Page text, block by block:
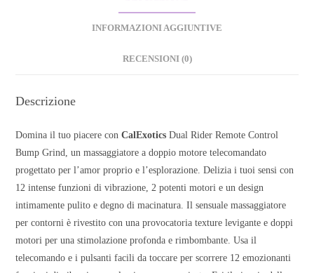
INFORMAZIONI AGGIUNTIVE
RECENSIONI (0)
Descrizione
Domina il tuo piacere conCalExotics Dual Rider Remote Control
Bump Grind, un massaggiatore a doppio motore telecomandato
progettato per l’amor proprio e l’esplorazione. Delizia i tuoi sensi con
12 intense funzioni di vibrazione, 2 potenti motori e un design
intimamente pulito e degno di macinatura. Il sensuale massaggiatore
per contorni è rivestito con una provocatoria texture levigante e doppi
motori per una stimolazione profonda e rimbombante. Usa il
telecomando e i pulsanti facili da toccare per scorrere 12 emozionanti